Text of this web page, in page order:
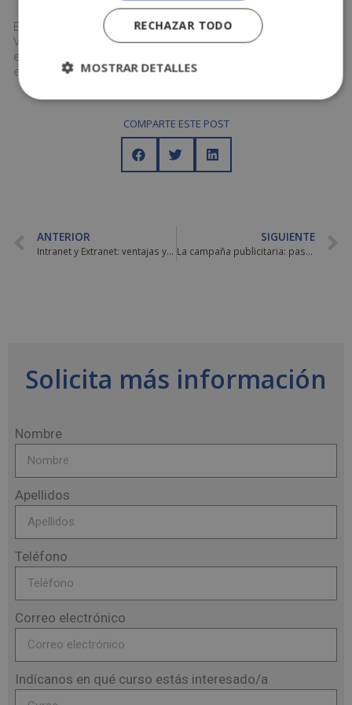
Existen otros puntos de deberemos tener en cuneta una.
Vez hagamos un análisis de mercado. Puntos clave como
el nivel tecnológico, las intervenciones administrativas o la
estacionalidad del producto.
COMPARTE ESTE POST
ANTERIOR
Intranet y Extranet: ventajas y diferencias
SIGUIENTE
La campaña publicitaria: pasos a seguir
Solicita más información
Nombre
Apellidos
Teléfono
Correo electrónico
Indícanos en qué curso estás interesado/a
RECHAZAR TODO
MOSTRAR DETALLES